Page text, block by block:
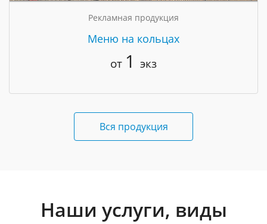
Рекламная продукция
Меню на кольцах
от 1 экз
Вся продукция
Наши услуги, виды